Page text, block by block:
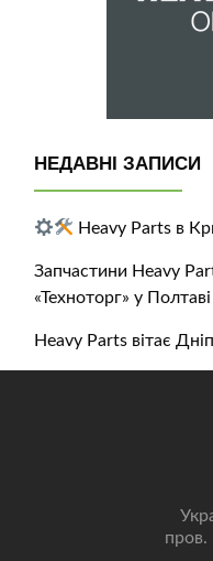
НЕДАВНІ ЗАПИСИ
Heavy Parts в
Запчастини Heavy
«Техноторг» у
Heavy Parts вітає
пров.